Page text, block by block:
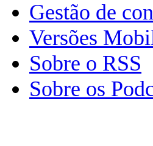
Gestão de
Versões
Sobre o RSS
Sobre os